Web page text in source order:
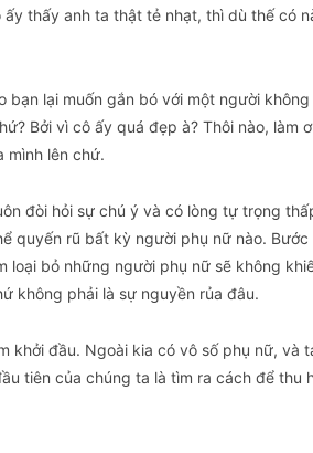
thấy anh ta thật tẻ nhạt, thì dù thế có
bạn lại muốn gắn bó với một người
Bởi vì cô ấy quá đẹp à? Thôi nào, làm
mình lên chứ.
đòi hỏi sự chú ý và có lòng tự trọng
quyến rũ bất kỳ người phụ nữ nào.
loại bỏ những người phụ nữ sẽ không
không phải là sự nguyền rủa đâu.
khởi đầu. Ngoài kia có vô số phụ nữ, và
tiên của chúng ta là tìm ra cách để thu